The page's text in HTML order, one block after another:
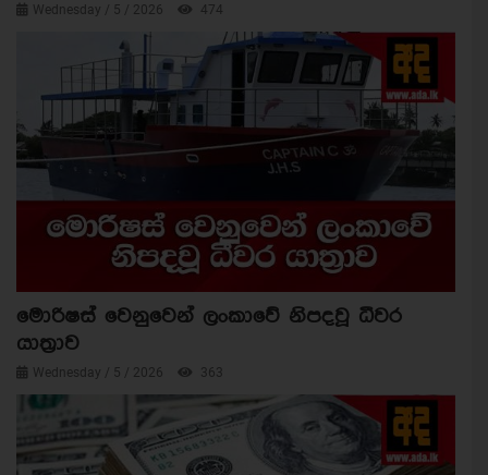
Wednesday / 5 / 2026 474
මොරිෂස් වෙනුවෙන් ලංකාවේ නිපදවූ ධීවර
යාත්‍රාව
Wednesday / 5 / 2026 363